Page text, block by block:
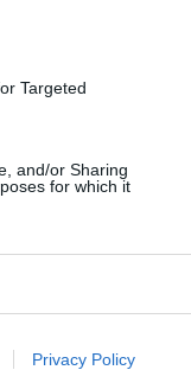
Targeted
and/or Sharing
for which it
Privacy Policy